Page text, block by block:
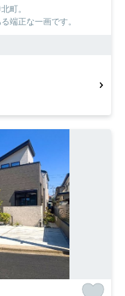
町。
端正な一画です。